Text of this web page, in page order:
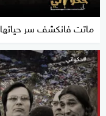
ماتت فانكشف سر حياتها